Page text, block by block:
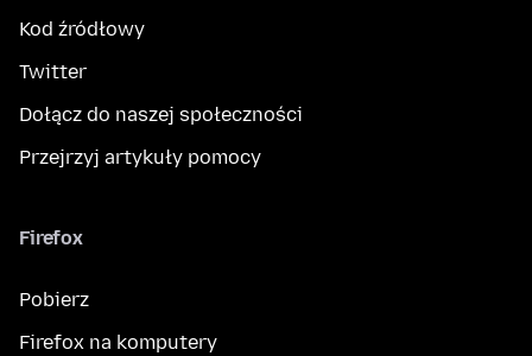
Kod źródłowy
Twitter
Dołącz do naszej społeczności
Przejrzyj artykuły pomocy
Firefox
Pobierz
Firefox na komputery